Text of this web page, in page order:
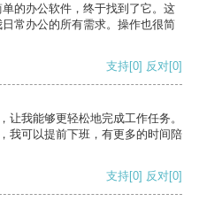
的办公软件，终于找到了它。这
常办公的所有需求。操作也很简
支持[0] 反对[0]
让我能够更轻松地完成工作任务。
我可以提前下班，有更多的时间陪
支持[0] 反对[0]